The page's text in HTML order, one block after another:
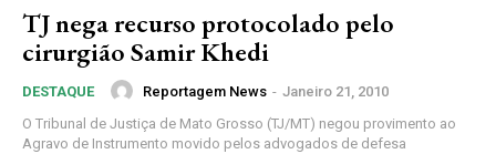
Nóticias exclusivas
ESCOLHA O PLANO
TJ nega recurso protocolado pelo
cirurgião Samir Khedi
DESTAQUE Reportagem News - Janeiro 21, 2010
O Tribunal de Justiça de Mato Grosso (TJ/MT) negou provimento ao
Agravo de Instrumento movido pelos advogados de defesa